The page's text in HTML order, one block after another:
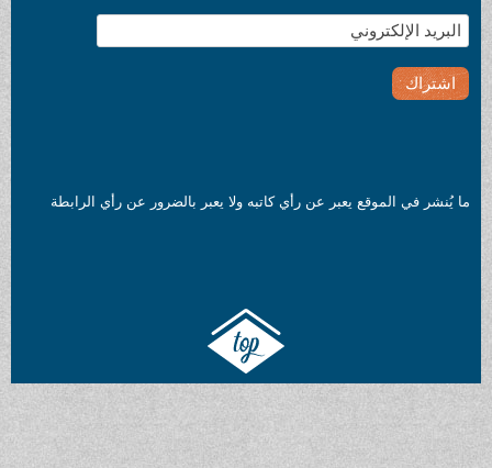
عن رأي كاتبه ولا يعبر بالضرور عن رأي الرابطة